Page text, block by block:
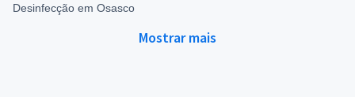
Desinfecção em Osasco
Mostrar mais